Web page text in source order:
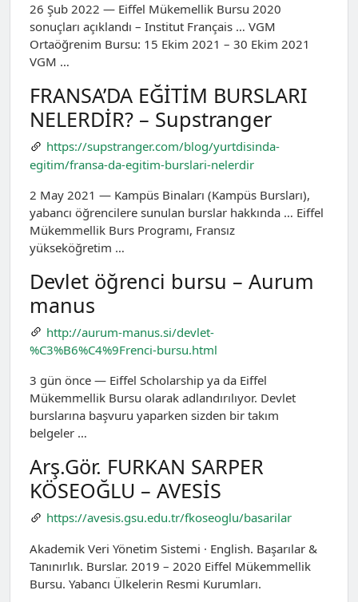
26 Şub 2022 — Eiffel Mükemellik Bursu 2020
sonuçları açıklandı – Institut Français … VGM
Ortaöğrenim Bursu: 15 Ekim 2021 – 30 Ekim 2021
VGM …
FRANSA’DA EĞİTİM BURSLARI
NELERDİR? – Supstranger
https://supstranger.com/blog/yurtdisinda-
egitim/fransa-da-egitim-burslari-nelerdir
2 May 2021 — Kampüs Binaları (Kampüs Bursları),
yabancı öğrencilere sunulan burslar hakkında … Eiffel
Mükemmellik Burs Programı, Fransız
yükseköğretim …
Devlet öğrenci bursu – Aurum
manus
http://aurum-manus.si/devlet-
%C3%B6%C4%9Frenci-bursu.html
3 gün önce — Eiffel Scholarship ya da Eiffel
Mükemmellik Bursu olarak adlandırılıyor. Devlet
burslarına başvuru yaparken sizden bir takım
belgeler …
Arş.Gör. FURKAN SARPER
KÖSEOĞLU – AVESİS
https://avesis.gsu.edu.tr/fkoseoglu/basarilar
Akademik Veri Yönetim Sistemi · English. Başarılar &
Tanınırlık. Burslar. 2019 – 2020 Eiffel Mükemmellik
Bursu. Yabancı Ülkelerin Resmi Kurumları.